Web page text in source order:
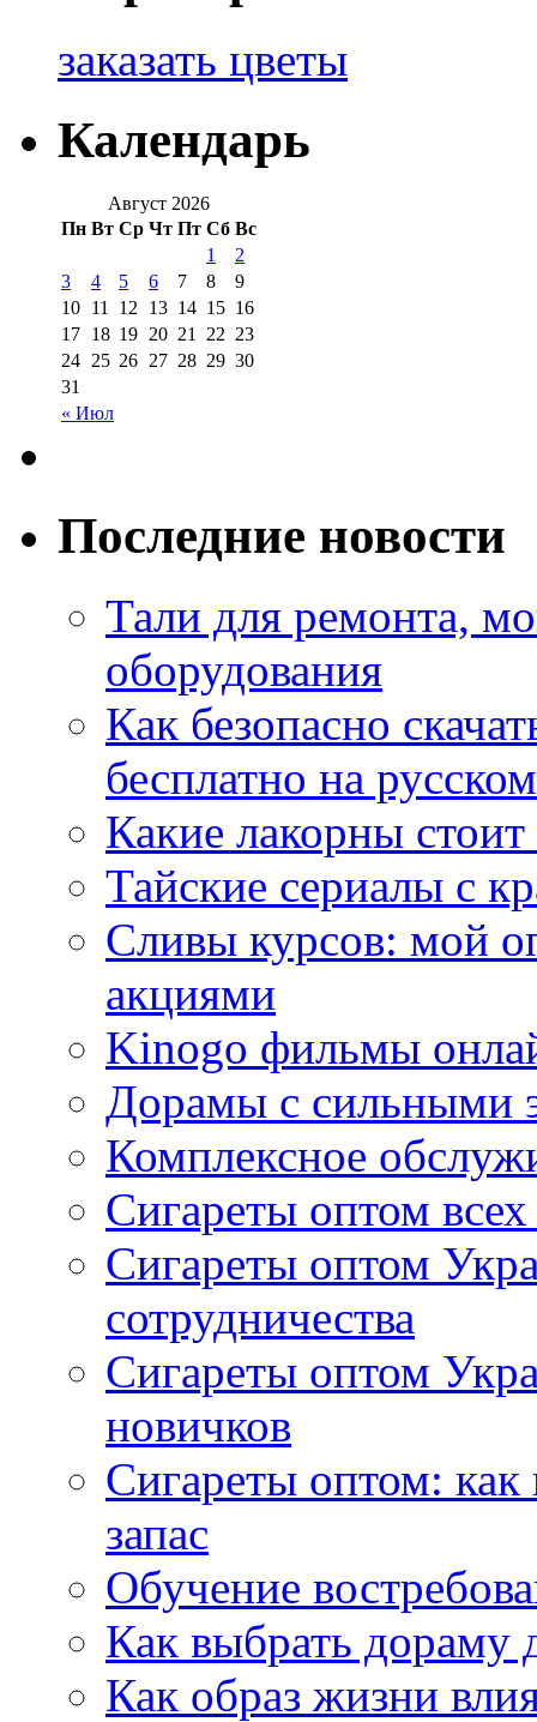
заказать цветы
Календарь
Август 2026
Пн Вт Ср Чт Пт Сб Вс
« Июл
1
2
3
4 5 6 7 8
9
10 11 12 13 14 15 16
17 18 19 20 21 22 23
24 25 26 27 28 29 30
31
Последние новости
Тали для ремонта,
оборудования
Как безопасно
бесплатно на
Какие лакорны
Тайские сериалы с
Сливы курсов: мой
акциями
Kinogo фильмы
Дорамы с сильными
Комплексное
Сигареты оптом
Сигареты оптом
сотрудничества
Сигареты оптом
новичков
Сигареты оптом:
запас
Обучение
Как выбрать дораму
Как образ жизни